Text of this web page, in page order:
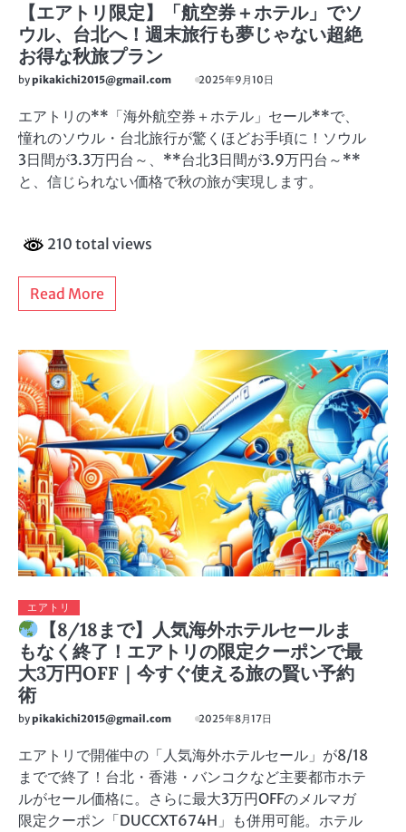
【エアトリ限定】「航空券＋ホテル」でソ
ウル、台北へ！週末旅行も夢じゃない超絶
お得な秋旅プラン
bypikakichi2015@gmail.com 2025年9月10日
エアトリの**「海外航空券＋ホテル」セール**で、
憧れのソウル・台北旅行が驚くほどお手頃に！ソウル
3日間が3.3万円台～、**台北3日間が3.9万円台～**
と、信じられない価格で秋の旅が実現します。
210 total views
Read More
エアトリ
【8/18まで】人気海外ホテルセールま
もなく終了！エアトリの限定クーポンで最
大3万円OFF｜今すぐ使える旅の賢い予約
術
bypikakichi2015@gmail.com 2025年8月17日
エアトリで開催中の「人気海外ホテルセール」が8/18
までで終了！台北・香港・バンコクなど主要都市ホテ
ルがセール価格に。さらに最大3万円OFFのメルマガ
限定クーポン「DUCCXT674H」も併用可能。ホテル